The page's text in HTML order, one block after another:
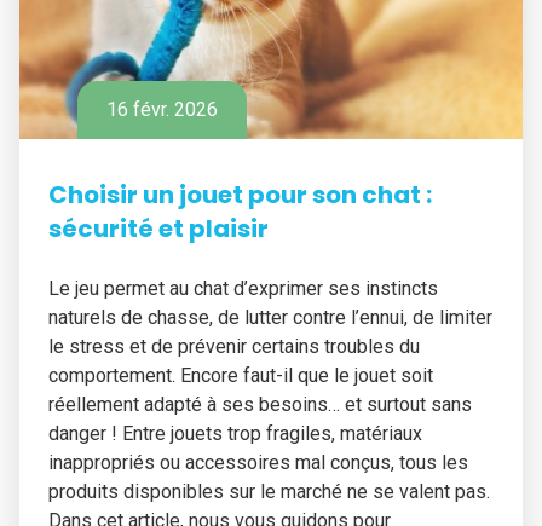
16 févr. 2026
Choisir un jouet pour son chat :
sécurité et plaisir
Le jeu permet au chat d’exprimer ses instincts
naturels de chasse, de lutter contre l’ennui, de limiter
le stress et de prévenir certains troubles du
comportement. Encore faut-il que le jouet soit
réellement adapté à ses besoins… et surtout sans
danger ! Entre jouets trop fragiles, matériaux
inappropriés ou accessoires mal conçus, tous les
produits disponibles sur le marché ne se valent pas.
Dans cet article, nous vous guidons pour